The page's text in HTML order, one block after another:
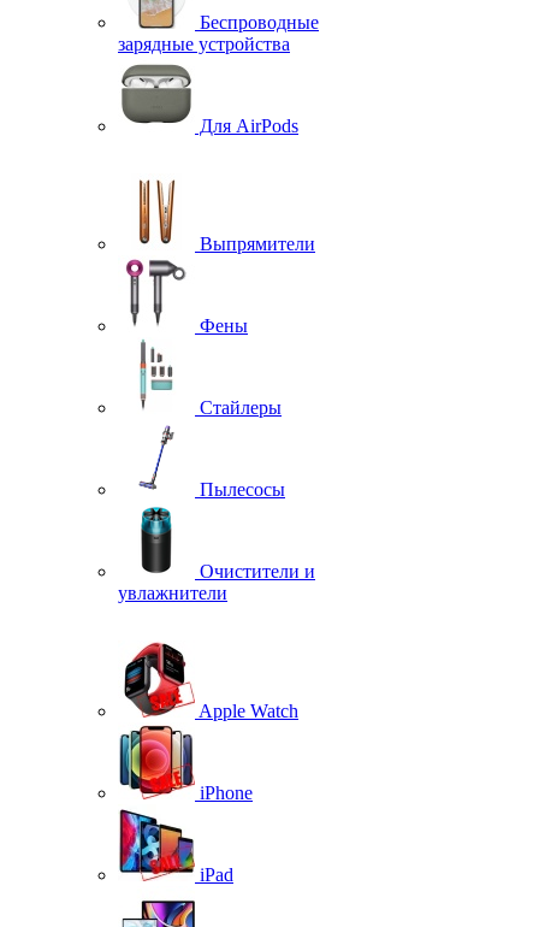
Беспроводные
зарядные устройства
Для AirPods
Выпрямители
Фены
Стайлеры
Пылесосы
Очистители и
увлажнители
Apple Watch
iPhone
iPad